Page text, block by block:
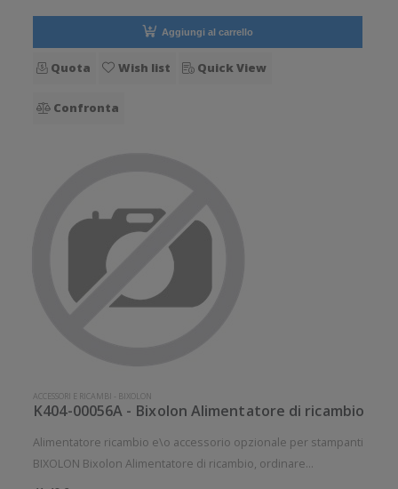
Aggiungi al carrello
Quota Wish list Quick View
Confronta
ACCESSORI E RICAMBI - BIXOLON
K404-00056A - Bixolon Alimentatore di ricambio
Alimentatore ricambio e\o accessorio opzionale per stampanti
BIXOLON Bixolon Alimentatore di ricambio, ordinare
separatamente: cavo di alimentazione, adatto per: SRP-E300